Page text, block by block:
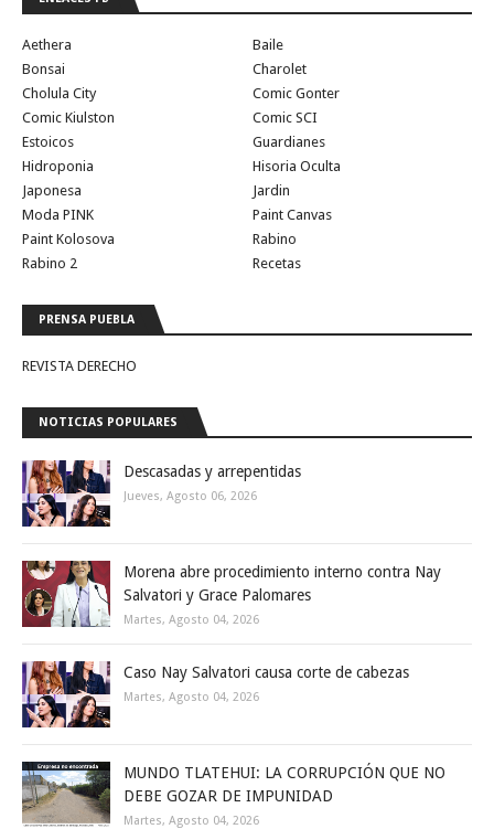
Aethera
Baile
Bonsai
Charolet
Cholula City
Comic Gonter
Comic Kiulston
Comic SCI
Estoicos
Guardianes
Hidroponia
Hisoria Oculta
Japonesa
Jardin
Moda PINK
Paint Canvas
Paint Kolosova
Rabino
Rabino 2
Recetas
PRENSA PUEBLA
REVISTA DERECHO
NOTICIAS POPULARES
Descasadas y arrepentidas
Jueves, Agosto 06, 2026
Morena abre procedimiento interno contra Nay
Salvatori y Grace Palomares
Martes, Agosto 04, 2026
Caso Nay Salvatori causa corte de cabezas
Martes, Agosto 04, 2026
MUNDO TLATEHUI: LA CORRUPCIÓN QUE NO
DEBE GOZAR DE IMPUNIDAD
Martes, Agosto 04, 2026